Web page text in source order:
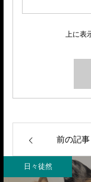
上に表
前の記事
日々徒然